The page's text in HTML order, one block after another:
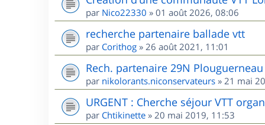
par Nico22330 » 01 août 2026, 08:06
recherche partenaire ballade vtt
par Corithog » 26 août 2021, 11:01
Rech. partenaire 29N
par nikolorants.niconservateurs » 21 mai
URGENT : Cherche séjour VTT
par Chtikinette » 20 mai 2019, 11:53